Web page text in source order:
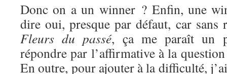
Donc on a un winner ? Enfin, une
dire oui, presque par défaut, car sans
Fleurs du passé, ça me paraît un
répondre par l’affirmative à la
En outre, pour ajouter à la difficulté,